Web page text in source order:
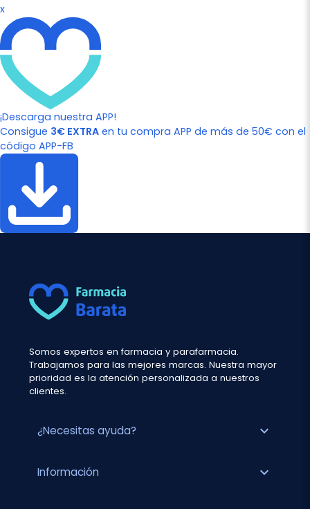
x
¡Descarga nuestra APP!
Consigue 3€ EXTRA en tu compra APP de más de 50€ con el
código APP-FB
Somos expertos en farmacia y parafarmacia.
Trabajamos para las mejores marcas. Nuestra mayor
prioridad es la atención personalizada a nuestros
clientes.
¿Necesitas ayuda? expand_more
Información expand_more